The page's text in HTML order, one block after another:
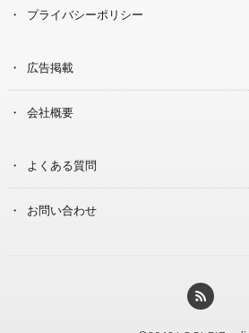
プライバシーポリシー
広告掲載
会社概要
よくある質問
お問い合わせ